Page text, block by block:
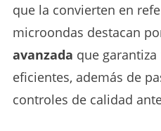
que la convierten en
microondas destacan
avanzada que
eficientes, además de
controles de calidad